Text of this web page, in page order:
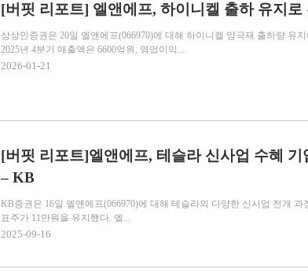
[버핏 리포트] 엘앤에프, 하이니켈 출하 유지로
상상인증권은 20일 엘앤에프(066970)에 대해 하이니켈 양극재 출하량 유
2025년 4분기 매출액은 6600억원, 영업이익...
2026-01-21
[버핏 리포트]엘앤에프, 테슬라 신사업 수혜
– KB
KB증권은 16일 엘앤에프(066970)에 대해 테슬라의 다양한 신사업 전개 과
표주가 11만원을 유지했다. 엘...
2025-09-16